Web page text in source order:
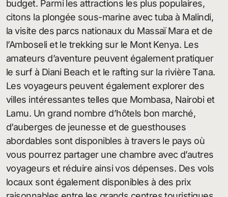
budget. Parmi les attractions les plus populaires,
citons la plongée sous-marine avec tuba à Malindi,
la visite des parcs nationaux du Massaï Mara et de
l’Amboseli et le trekking sur le Mont Kenya. Les
amateurs d’aventure peuvent également pratiquer
le surf à Diani Beach et le rafting sur la rivière Tana.
Les voyageurs peuvent également explorer des
villes intéressantes telles que Mombasa, Nairobi et
Lamu. Un grand nombre d’hôtels bon marché,
d’auberges de jeunesse et de guesthouses
abordables sont disponibles à travers le pays où
vous pourrez partager une chambre avec d’autres
voyageurs et réduire ainsi vos dépenses. Des vols
locaux sont également disponibles à des prix